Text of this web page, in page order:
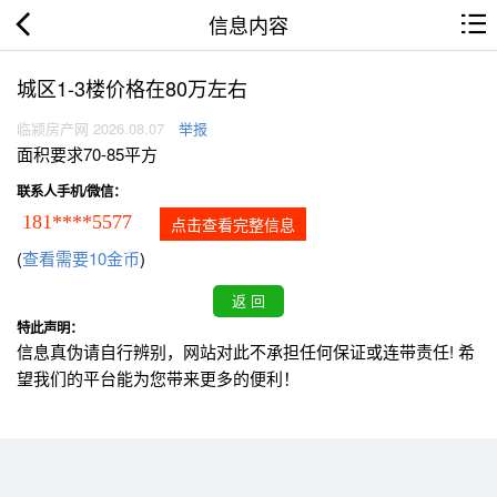
信息内容
城区1-3楼价格在80万左右
临颍房产网 2026.08.07 举报
面积要求70-85平方
联系人手机/微信：
181****5577 点击查看完整信息
(查看需要10金币)
特此声明：
信息真伪请自行辨别，网站对此不承担任何保证或连带责任! 希
望我们的平台能为您带来更多的便利！